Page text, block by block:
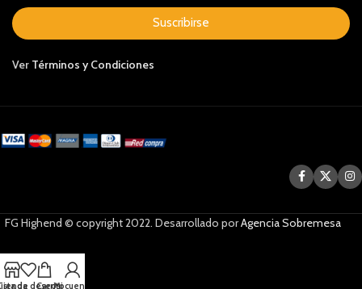
Suscribirse
Ver Términos y Condiciones
FG Highend © copyright 2022. Desarrollado porAgencia Sobremesa
de deseos
CarritoMi cuenta